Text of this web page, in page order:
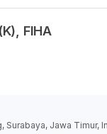
FIHA
Surabaya, Jawa Timur,